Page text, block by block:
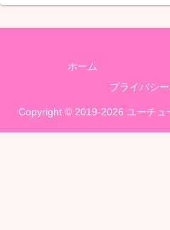
ホーム
プライバシ
Copyright © 2019-2026 ユーチュ